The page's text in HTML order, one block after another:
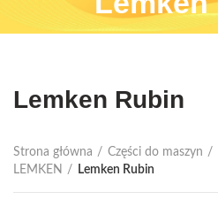
Lemken Rubin
Strona główna Części do maszyn
LEMKEN
Lemken Rubin